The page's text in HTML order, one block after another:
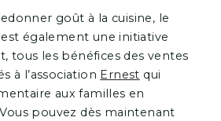
goût à la cuisine, le
est également une initiative
tous les bénéfices des ventes
à l’association Ernest qui
aux familles en
pouvez dès maintenant